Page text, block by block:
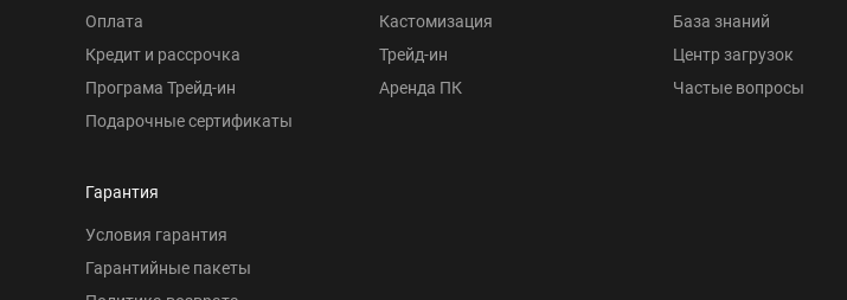
Оплата
Кредит и рассрочка
Програма Трейд-ин
Подарочные сертификаты
Гарантия
Условия гарантия
Гарантийные пакеты
Кастомизация
Трейд-ин
Аренда ПК
База знаний
Центр загрузок
Частые вопросы